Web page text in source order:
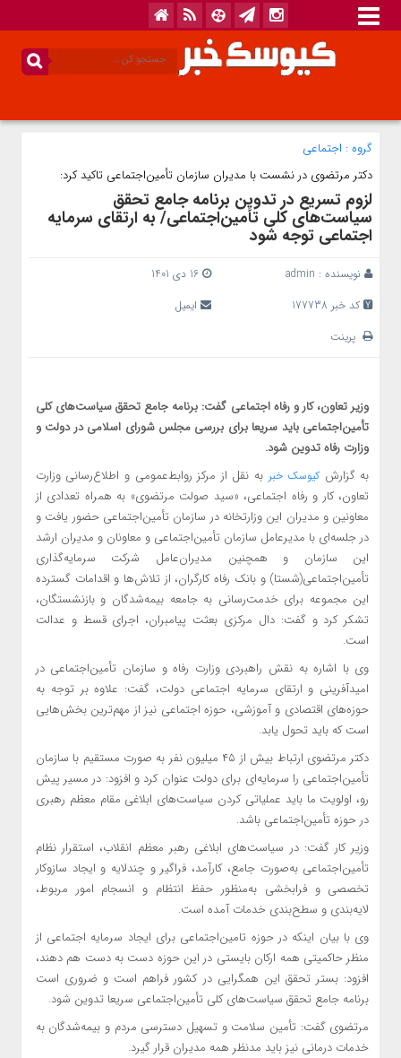
گروه : اجتماعی
دکتر مرتضوی در نشست با مدیران سازمان تأمین‌اجتماعی تاکید کرد:
لزوم تسریع در تدوین برنامه جامع تحقق
سیاست‌های کلی تأمین‌اجتماعی/ به ارتقای سرمایه
اجتماعی توجه شود
نویسنده : admin
16 دی 1401
کد خبر 177738
ایمیل
پرینت
وزیر تعاون، کار و رفاه اجتماعی گفت: برنامه جامع تحقق سیاست‌های کلی
تأمین‌اجتماعی باید سریعا برای بررسی مجلس شورای اسلامی در دولت و
وزارت رفاه تدوین شود.
به گزارش کیوسک خبر به نقل از مرکز روابط‌عمومی و اطلاع‌رسانی وزارت
تعاون، کار و رفاه اجتماعی، «سید صولت مرتضوی» به همراه تعدادی از
معاونین و مدیران این وزارتخانه در سازمان تأمین‌اجتماعی حضور یافت و
در جلسه‌ای با مدیرعامل سازمان تأمین‌اجتماعی و معاونان و مدیران ارشد
این سازمان و همچنین مدیران‌عامل شرکت سرمایه‌گذاری
تأمین‌اجتماعی(شستا) و بانک رفاه کارگران، از تلاش‌ها و اقدامات گسترده
این مجموعه برای خدمت‌رسانی به جامعه بیمه‌شدگان و بازنشستگان،
تشکر کرد و گفت: دال مرکزی بعثت پیامبران، اجرای قسط و عدالت
است.
وی با اشاره به نقش راهبردی وزارت رفاه و سازمان تأمین‌اجتماعی در
امیدآفرینی و ارتقای سرمایه اجتماعی دولت، گفت: علاوه بر توجه به
حوزه‌های اقتصادی و آموزشی، حوزه اجتماعی نیز از مهم‌ترین بخش‌هایی
است که باید تحول یابد.
دکتر مرتضوی ارتباط بیش از ۴۵ میلیون نفر به صورت مستقیم با سازمان
تأمین‌اجتماعی را سرمایه‌ای برای دولت عنوان کرد و افزود: در مسیر پیش
رو، اولویت ما باید عملیاتی کردن سیاست‌های ابلاغی مقام معظم رهبری
در حوزه تأمین‌اجتماعی باشد.
وزیر کار گفت: در سیاست‌های ابلاغی رهبر معظم انقلاب، استقرار نظام
تأمین‌اجتماعی به‌صورت جامع، کارآمد، فراگیر و چندلایه و ایجاد سازوکار
تخصصی و فرابخشی به‌منظور حفظ انتظام و انسجام امور مربوط،
لایه‌بندی و سطح‌بندی خدمات آمده است.
وی با بیان اینکه در حوزه تامین‌اجتماعی برای ایجاد سرمایه اجتماعی از
منظر حاکمیتی همه ارکان بایستی در این حوزه دست به دست هم دهند،
افزود: بستر تحقق این همگرایی در کشور فراهم است و ضروری است
برنامه جامع تحقق سیاست‌های کلی تأمین‌اجتماعی سریعا تدوین شود.
مرتضوی گفت: تأمین سلامت و تسهیل دسترسی مردم و بیمه‌شدگان به
خدمات درمانی نیز باید مدنظر همه مدیران قرار گیرد.